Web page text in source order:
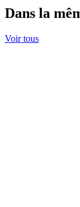
Dans la
Voir tous